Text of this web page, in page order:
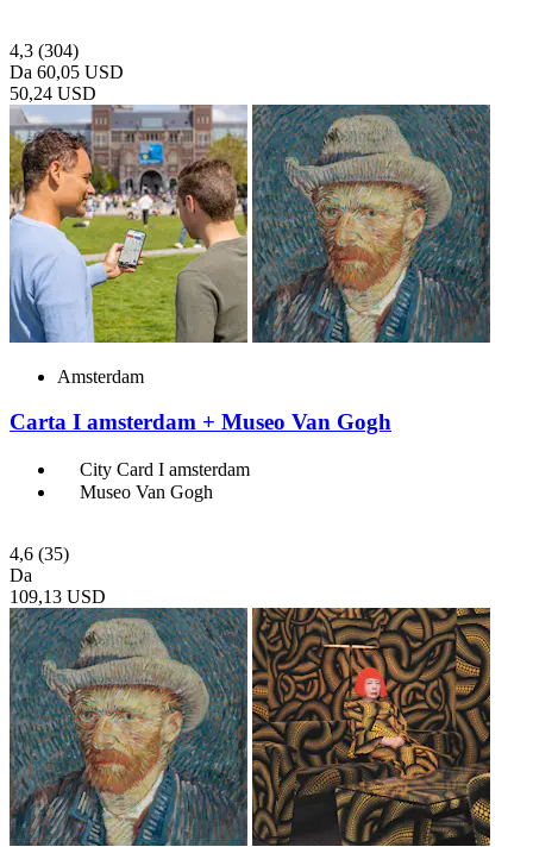
4,3 (304)
Da 60,05 USD
50,24 USD
Amsterdam
Carta I amsterdam + Museo Van Gogh
City Card I amsterdam
Museo Van Gogh
4,6 (35)
Da
109,13 USD